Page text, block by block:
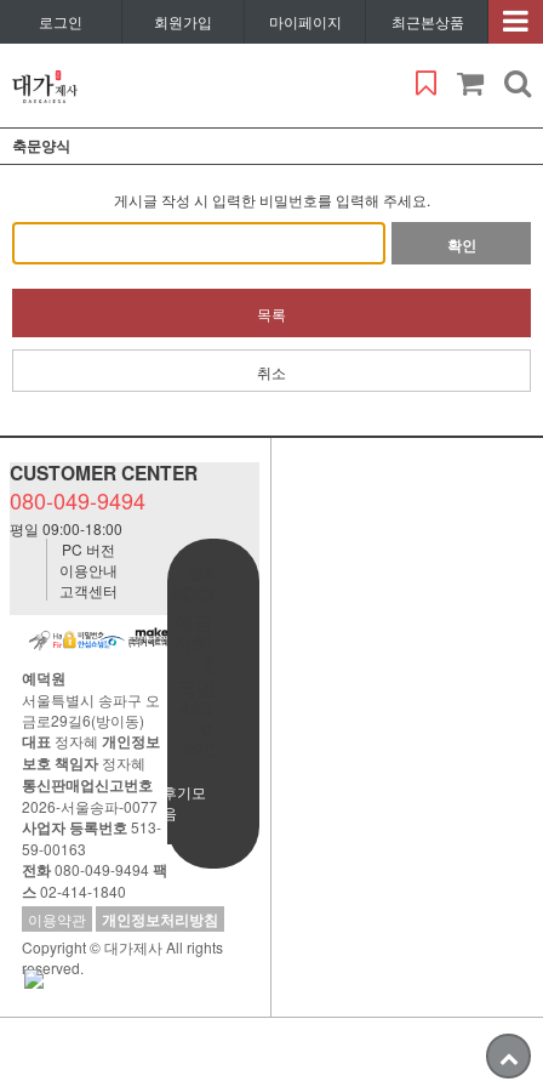
로그인 회원가입 마이페이지 최근본상품
축문양식
게시글 작성 시 입력한 비밀번호를 입력해 주세요.
확인
목록
취소
CUSTOMER CENTER
080-049-9494
평일 09:00-18:00
사용후기모
음
PC 버전
이용안내
고객센터
예덕원
서울특별시 송파구 오
금로29길6(방이동)
대표 정자혜 개인정보
보호 책임자정자혜
통신판매업신고번호
2026-서울송파-0077
사업자 등록번호513-
59-00163
전화080-049-9494팩
스02-414-1840
이용약관
개인정보처리방침
Copyright © 대가제사 All rights
reserved.